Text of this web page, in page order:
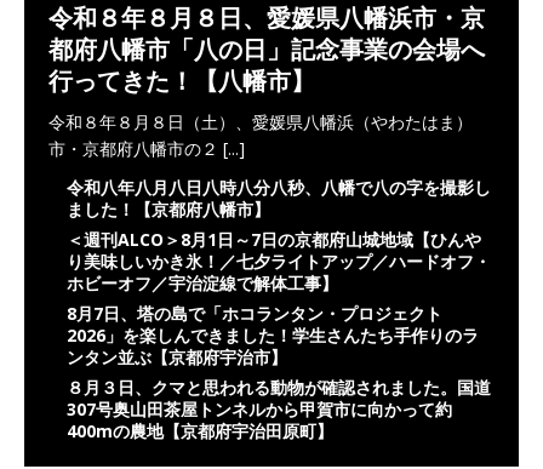
令和８年８月８日、愛媛県八幡浜市・京
都府八幡市「八の日」記念事業の会場へ
行ってきた！【八幡市】
令和８年８月８日（土）、愛媛県八幡浜（やわたはま）
市・京都府八幡市の２ [...]
令和八年八月八日八時八分八秒、八幡で八の字を撮影し
ました！【京都府八幡市】
＜週刊ALCO＞8月1日～7日の京都府山城地域【ひんや
り美味しいかき氷！／七夕ライトアップ／ハードオフ・
ホビーオフ／宇治淀線で解体工事】
8月7日、塔の島で「ホコランタン・プロジェクト
2026」を楽しんできました！学生さんたち手作りのラ
ンタン並ぶ【京都府宇治市】
８月３日、クマと思われる動物が確認されました。国道
307号奥山田茶屋トンネルから甲賀市に向かって約
400mの農地【京都府宇治田原町】